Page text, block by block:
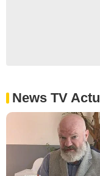
News TV Actu